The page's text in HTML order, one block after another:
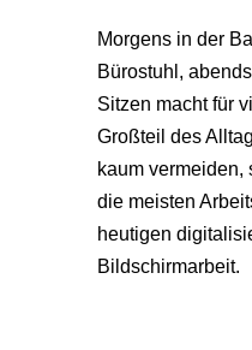
Morgens in der
Bürostuhl,
Sitzen macht für
Großteil des
kaum
die meisten
heutigen
Bildschirmarbeit.